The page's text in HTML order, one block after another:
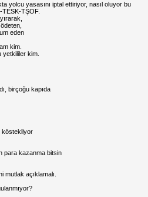
yolcu yasasını iptal ettiriyor, nasıl oluyor bu
TŞOF.
eden
kim.
kim.
birçoğu kapıda
köstekliyor
para kazanma bitsin
açıklamalı.